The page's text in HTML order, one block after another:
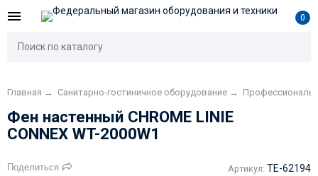
0
Главная → Санитарно-гостиничное оборудование →
Фен настенный CHROME LINIE
CONNEX WT-2000W1
Поделиться Артикул: TE-62194